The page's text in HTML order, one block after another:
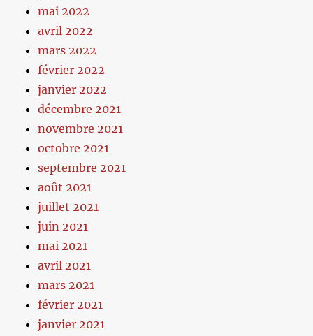
mai 2022
avril 2022
mars 2022
février 2022
janvier 2022
décembre 2021
novembre 2021
octobre 2021
septembre 2021
août 2021
juillet 2021
juin 2021
mai 2021
avril 2021
mars 2021
février 2021
janvier 2021